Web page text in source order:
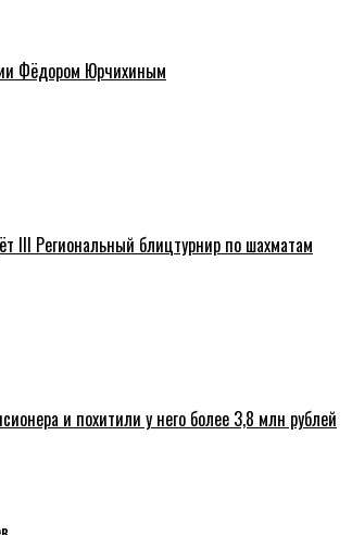
Фёдором Юрчихиным
III Региональный блицтурнир по шахматам
и похитили у него более 3,8 млн рублей